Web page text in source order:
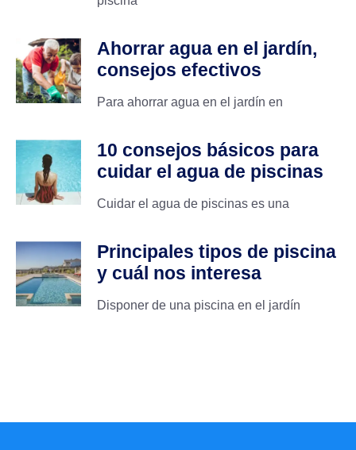
Ahorrar agua en el jardín,
consejos efectivos
Para ahorrar agua en el jardín en
10 consejos básicos para
cuidar el agua de piscinas
Cuidar el agua de piscinas es una
Principales tipos de piscina
y cuál nos interesa
Disponer de una piscina en el jardín